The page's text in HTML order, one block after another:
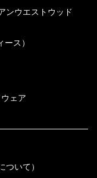
ンウエストウッド
ス）
ェア
ついて）